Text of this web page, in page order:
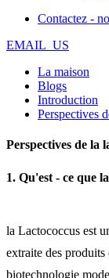
Contactez -
EMAIL_US
La maison
Blogs
Introduction
Perspectives
Perspectives de la
1. Qu'est - ce que
la Lactococcus est
extraite des
biotechnologie